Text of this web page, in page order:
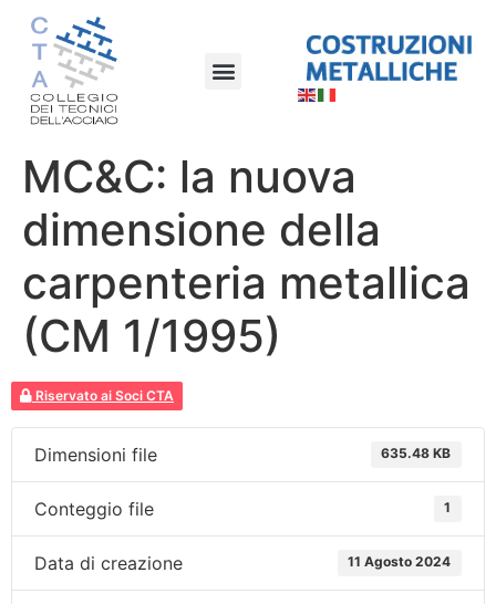
MC&C: la nuova
dimensione della
carpenteria metallica
(CM 1/1995)
Riservato ai Soci CTA
Dimensioni file 635.48 KB
Conteggio file 1
Data di creazione 11 Agosto 2024